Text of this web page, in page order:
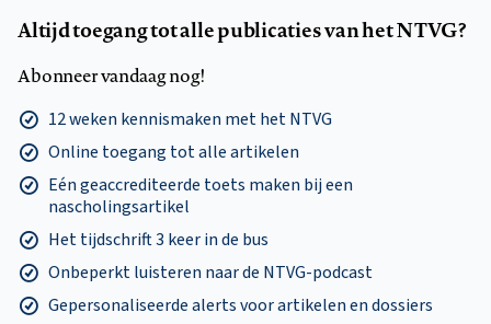
Altijd toegang tot alle publicaties van het NTVG?
Abonneer vandaag nog!
12 weken kennismaken met het NTVG
Online toegang tot alle artikelen
Eén geaccrediteerde toets maken bij een
nascholingsartikel
Het tijdschrift 3 keer in de bus
Onbeperkt luisteren naar de NTVG-podcast
Gepersonaliseerde alerts voor artikelen en dossiers